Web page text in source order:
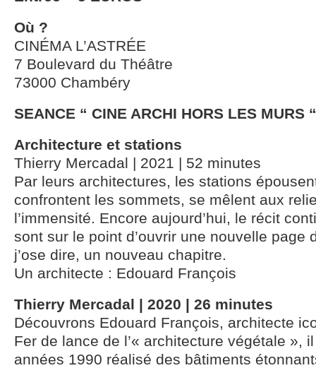
Où ?
CINÉMA L’ASTRÉE
7 Boulevard du Théâtre
73000 Chambéry
SEANCE “ CINE ARCHI HORS LES MURS “
Architecture et stations
Thierry Mercadal | 2021 | 52 minutes
Par leurs architectures, les stations
confrontent les sommets, se mêlent aux
l’immensité. Encore aujourd’hui, le récit
sont sur le point d’ouvrir une nouvelle page
j’ose dire, un nouveau chapitre.
Un architecte : Edouard François
Thierry Mercadal | 2020 | 26 minutes
Découvrons Edouard François, architecte
Fer de lance de l’« architecture végétale »,
années 1990 réalisé des bâtiments